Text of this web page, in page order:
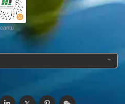
cantu